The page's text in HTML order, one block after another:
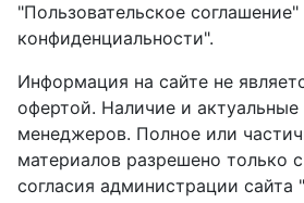
"Пользовательское
конфиденциальности".
Информация на сайте не
офертой. Наличие и
менеджеров. Полное или
материалов разрешено только
согласия администрации сайта "